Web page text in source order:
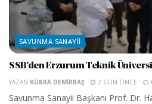
SAVUNMA SANAYII
SSB’den Erzurum Teknik
YAZAN KÜBRA DEMIRBAŞ 2 GÜN ÖNCE
Savunma Sanayii Başkanı Prof. Dr.